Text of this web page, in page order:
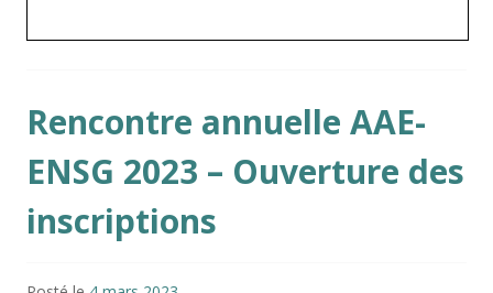
Rencontre annuelle AAE-
ENSG 2023 – Ouverture des
inscriptions